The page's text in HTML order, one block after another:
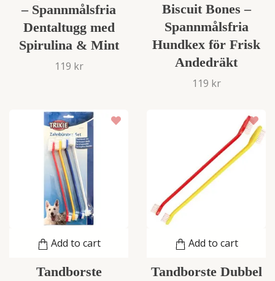
– Spannmålsfria
Dentaltugg med
Spirulina & Mint
119 kr
Biscuit Bones –
Spannmålsfria
Hundkex för Frisk
Andedräkt
119 kr
Add to cart
Tandborste
Add to cart
Tandborste Dubbel